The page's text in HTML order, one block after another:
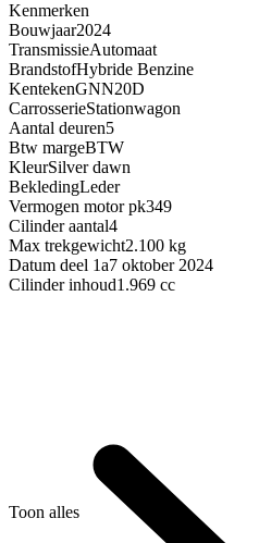
Kenmerken
Bouwjaar2024
TransmissieAutomaat
BrandstofHybride Benzine
KentekenGNN20D
CarrosserieStationwagon
Aantal deuren5
Btw margeBTW
KleurSilver dawn
BekledingLeder
Vermogen motor pk349
Cilinder aantal4
Max trekgewicht2.100 kg
Datum deel 1a7 oktober 2024
Cilinder inhoud1.969 cc
Toon alles